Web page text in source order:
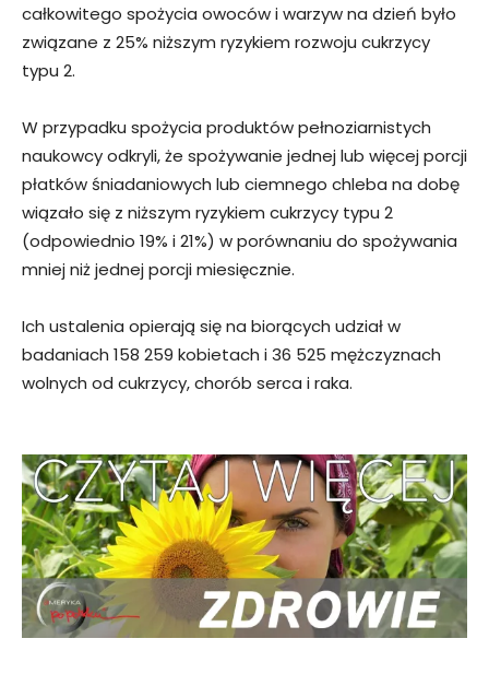
całkowitego spożycia owoców i warzyw na dzień było
związane z 25% niższym ryzykiem rozwoju cukrzycy
typu 2.
W przypadku spożycia produktów pełnoziarnistych
naukowcy odkryli, że spożywanie jednej lub więcej porcji
płatków śniadaniowych lub ciemnego chleba na dobę
wiązało się z niższym ryzykiem cukrzycy typu 2
(odpowiednio 19% i 21%) w porównaniu do spożywania
mniej niż jednej porcji miesięcznie.
Ich ustalenia opierają się na biorących udział w
badaniach 158 259 kobietach i 36 525 mężczyznach
wolnych od cukrzycy, chorób serca i raka.